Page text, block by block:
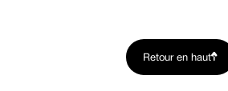
Retour en haut